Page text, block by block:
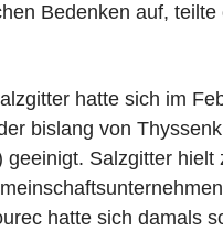
Bedenken auf,
hatte sich im
bislang von
geeinigt. Salzgitter hielt
hatte sich damals